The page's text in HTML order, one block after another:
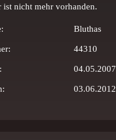
ist nicht mehr vorhanden.
Bluthas
44310
04.05.2007
03.06.2012